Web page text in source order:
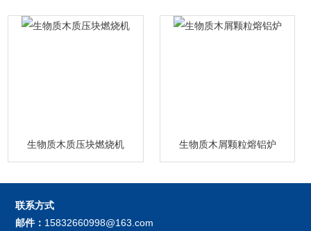
生物质木质压块燃烧机 生物质木屑颗粒熔铝炉
联系方式
邮件： 15832660998@163.com